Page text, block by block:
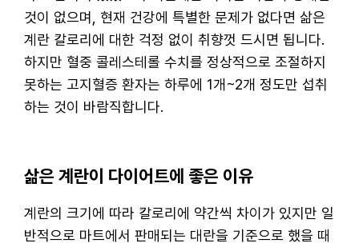
것이 없으며, 현재 건강에 특별한 문제가 없다면 삶은
계란 칼로리에 대한 걱정 없이 취향껏 드시면 됩니다.
하지만 혈중 콜레스테롤 수치를 정상적으로 조절하지
못하는 고지혈증 환자는 하루에 1개~2개 정도만 섭취
하는 것이 바람직합니다.
삶은 계란이 다이어트에 좋은 이유
계란의 크기에 따라 칼로리에 약간씩 차이가 있지만 일
반적으로 마트에서 판매되는 대란을 기준으로 했을 때